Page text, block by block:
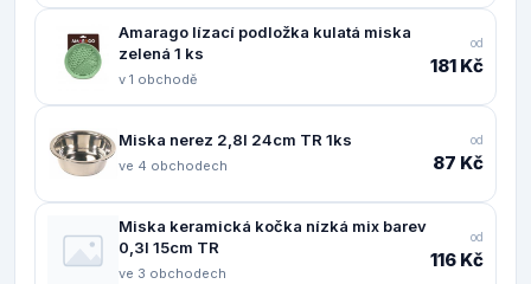
Amarago lízací podložka kulatá miska
zelená 1 ks
v 1 obchodě
od
181 Kč
Miska nerez 2,8l 24cm TR 1ks
ve 4 obchodech
od
87 Kč
Miska keramická kočka nízká mix barev
0,3l 15cm TR
ve 3 obchodech
od
116 Kč